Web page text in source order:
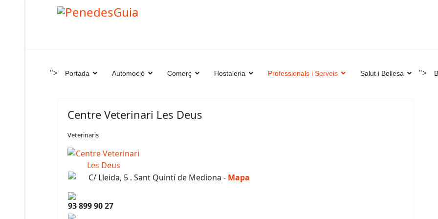
"> Portada Automoció Comerç Hostaleria Professionals i Serveis Salut i Bellesa ">
Centre Veterinari Les Deus
Veterinaris
C/ Lleida, 5 . Sant Quintí de Mediona - Mapa
93 899 90 27